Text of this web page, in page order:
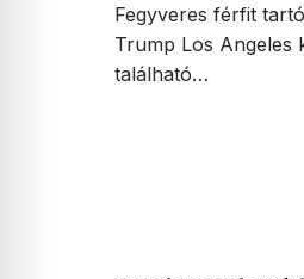
Fegyveres férfit
Trump Los Angeles
található…